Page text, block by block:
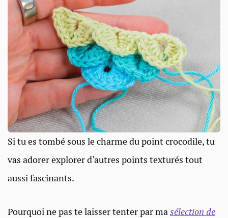
Si tu es tombé sous le charme du point crocodile, tu
vas adorer explorer d’autres points texturés tout
aussi fascinants.
Pourquoi ne pas te laisser tenter par ma sélection de